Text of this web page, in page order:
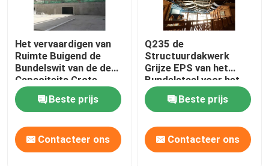
Het vervaardigen van
Ruimte Buigend de
Bundelswit van de de
Capaciteits Grote
Spanwijdte van de
KaderbundelBeste prijs
Contacteer ons
Q235 de
Structuurdakwerk
Grijze EPS van het
Bundelstaal voor het
Binnenpark van het
WaterthemaBeste prijs
Contacteer ons